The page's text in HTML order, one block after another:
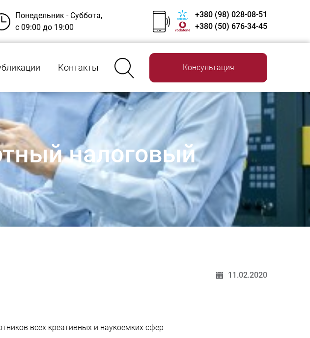
Понедельник - Суббота,
с 09:00 до 19:00
+380 (98) 028-08-51
+380 (50) 676-34-45
Контакты Консультация
налоговый
11.02.2020
всех креативных и наукоемких сфер